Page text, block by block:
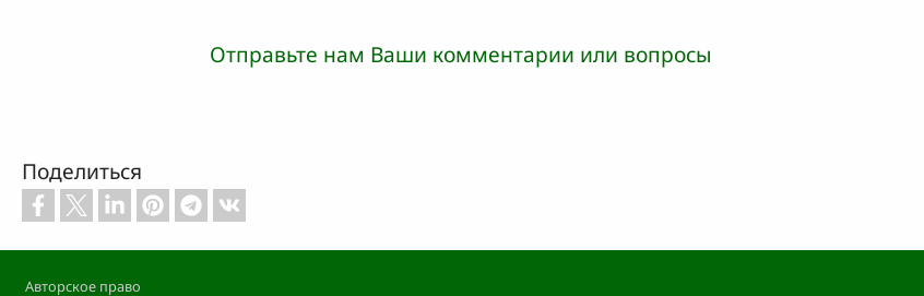
Отправьте нам Ваши комментарии или вопросы
Поделиться
Авторское право